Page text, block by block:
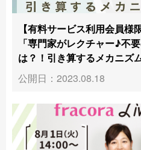
【有料サービス利用会員
「専門家がレクチャー♪不
は？！引き算するメカニズ
公開日：2023.08.18